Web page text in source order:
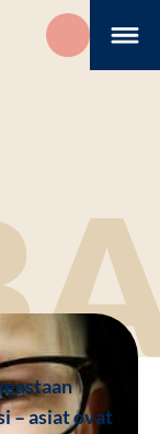
– asiat ovat